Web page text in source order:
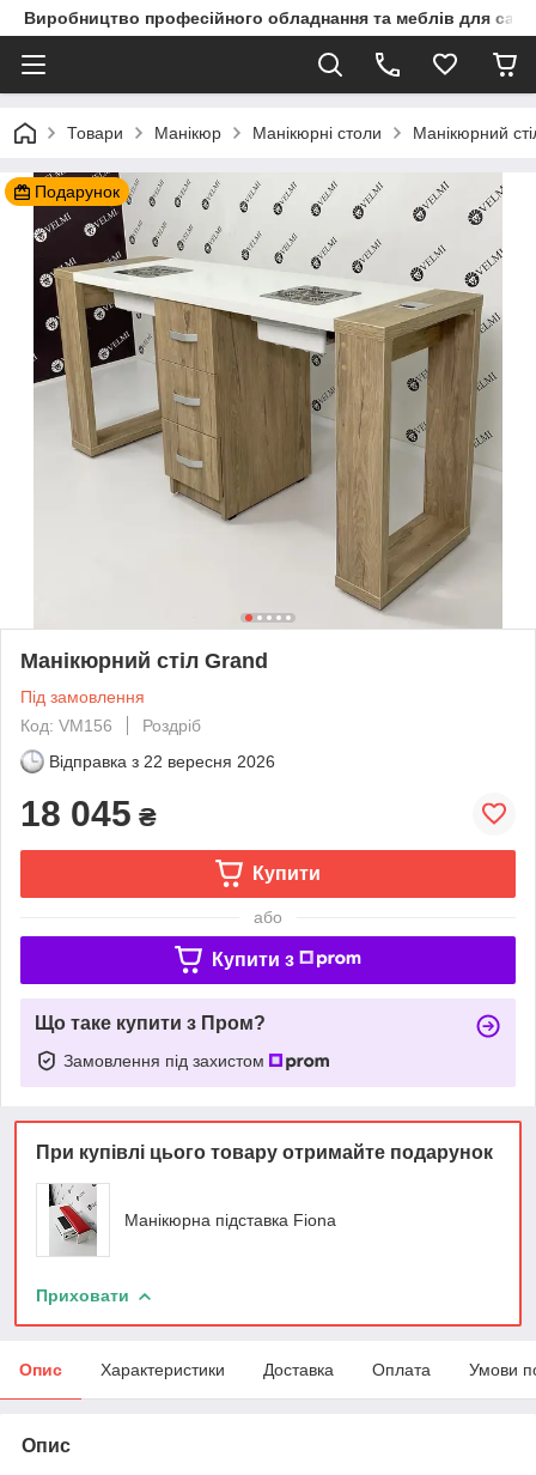
Виробництво професійного обладнання та меблів для
Товари Манікюр Манікюрні столи Манікюрний
Подарунок
Манікюрний стіл Grand
Під замовлення
Код: VM156
Роздріб
Відправка з 22 вересня 2026
18 045 ₴
Купити
або
Купити з
Що таке купити з Пром?
Замовлення під захистом
При купівлі цього товару отримайте подарунок
Манікюрна підставка Fiona
Приховати
Опис Характеристики Доставка Оплата Умови
Опис